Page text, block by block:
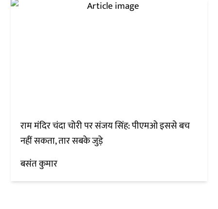
राम मंदिर चंदा चोरी पर संजय सिंह: पीएमओ इससे बच
नहीं सकता, तार सबके जुड़े
बसंत कुमार